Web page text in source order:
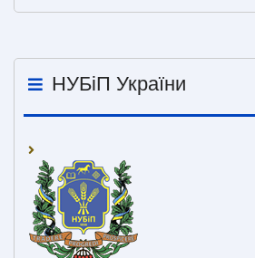
НУБіП України